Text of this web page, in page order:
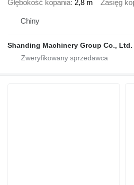
Głębokość kopania 2,8 m Zasięg
Chiny
Shanding Machinery Group Co., Ltd.